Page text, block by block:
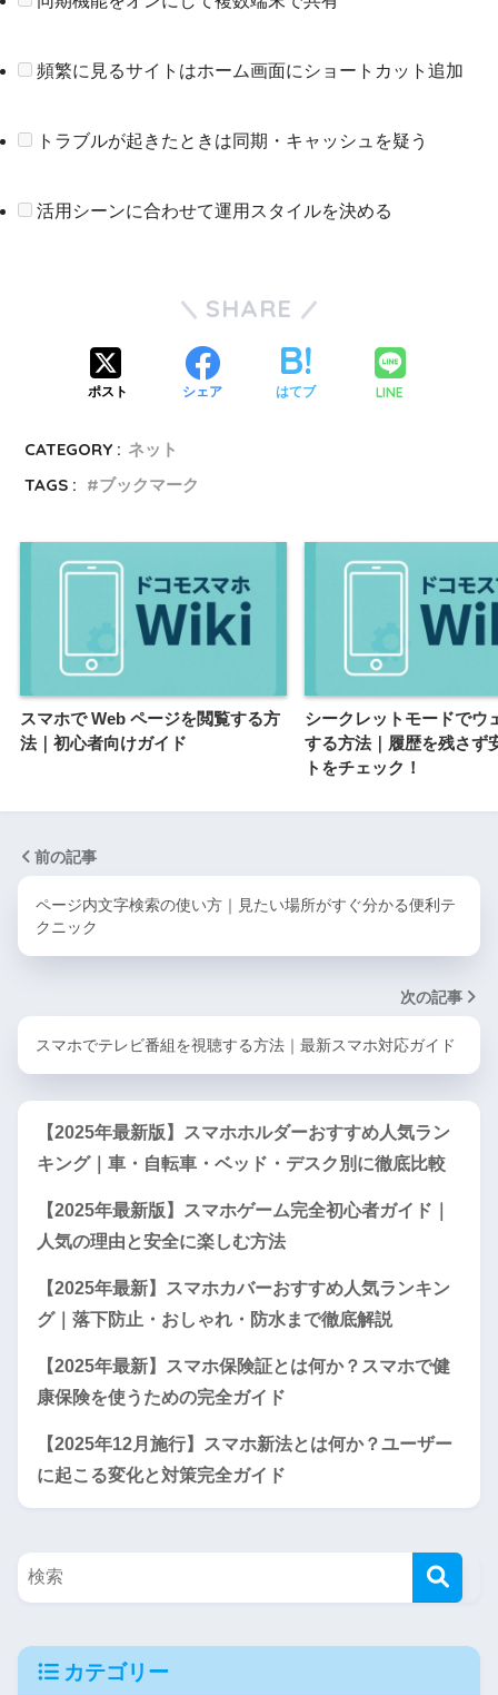
頻繁に見るサイトはホーム画面にショートカット追加
トラブルが起きたときは同期・キャッシュを疑う
活用シーンに合わせて運用スタイルを決める
SHARE
ポスト シェア はてブ LINE
CATEGORY : ネット
TAGS :
ブックマーク
スマホで Web ページを閲覧する方
法｜初心者向けガイド
シークレットモードでウ
する方法｜履歴を残さず
トをチェック！
前の記事
ページ内文字検索の使い方｜見たい場所がすぐ分かる便利テ
クニック
次の記事
スマホでテレビ番組を視聴する方法｜最新スマホ対応ガイド
【2025年最新版】スマホホルダーおすすめ人気ラン
キング｜車・自転車・ベッド・デスク別に徹底比較
【2025年最新版】スマホゲーム完全初心者ガイド｜
人気の理由と安全に楽しむ方法
【2025年最新】スマホカバーおすすめ人気ランキン
グ｜落下防止・おしゃれ・防水まで徹底解説
【2025年最新】スマホ保険証とは何か？スマホで健
康保険を使うための完全ガイド
【2025年12月施行】スマホ新法とは何か？ユーザー
に起こる変化と対策完全ガイド
カテゴリー